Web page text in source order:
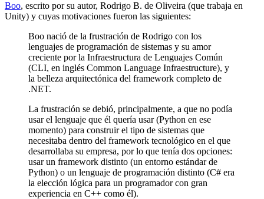
Boo, escrito por su autor, Rodrigo B. de Oliveira (que trabaja en
Unity) y cuyas motivaciones fueron las siguientes:
Boo nació de la frustración de Rodrigo con los
lenguajes de programación de sistemas y su amor
creciente por la Infraestructura de Lenguajes Común
(CLI, en inglés Common Language Infraestructure), y
la belleza arquitectónica del framework completo de
.NET.
La frustración se debió, principalmente, a que no podía
usar el lenguaje que él quería usar (Python en ese
momento) para construir el tipo de sistemas que
necesitaba dentro del framework tecnológico en el que
desarrollaba su empresa, por lo que tenía dos opciones:
usar un framework distinto (un entorno estándar de
Python) o un lenguaje de programación distinto (C# era
la elección lógica para un programador con gran
experiencia en C++ como él).